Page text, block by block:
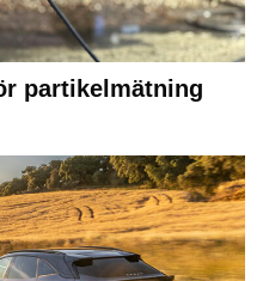
partikelmätning